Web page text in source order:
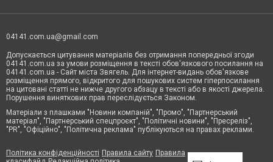
04141.com.ua@gmail.com
Допускається цитування матеріалів без отримання попередньої згоди
04141.com.ua за умови розміщення в тексті обов'язкового посилання на
04141.com.ua - Сайт міста Звягель. Для інтернет-видань обов'язкове
розміщення прямого, відкритого для пошукових систем гіперпосилання
на цитовані статті не нижче другого абзацу в тексті або в якості джерела.
Порушення виняткових прав переслідується Законом.
Матеріали з плашками "Новини компаній", "Промо", "Партнерський
матеріал", "Партнерський спецпроєкт", "Політичні новини", "Пресреліз",
"PR", "Офіційно", "Політична реклама" публікуються на правах реклами.
Політика конфіденційності Правила сайту Правила